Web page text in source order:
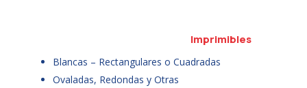
Imprimibles
Blancas – Rectangulares o Cuadradas
Ovaladas, Redondas y Otras